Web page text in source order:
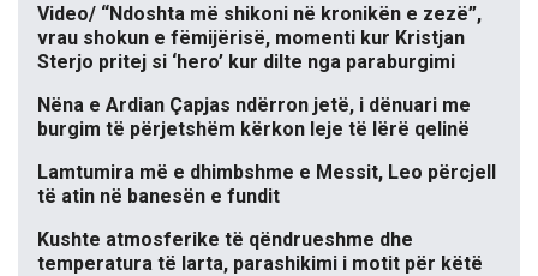
Video/ “Ndoshta më shikoni në kronikën e zezë”,
vrau shokun e fëmijërisë, momenti kur Kristjan
Sterjo pritej si ‘hero’ kur dilte nga paraburgimi
Nëna e Ardian Çapjas ndërron jetë, i dënuari me
burgim të përjetshëm kërkon leje të lërë qelinë
Lamtumira më e dhimbshme e Messit, Leo përcjell
të atin në banesën e fundit
Kushte atmosferike të qëndrueshme dhe
temperatura të larta, parashikimi i motit për këtë